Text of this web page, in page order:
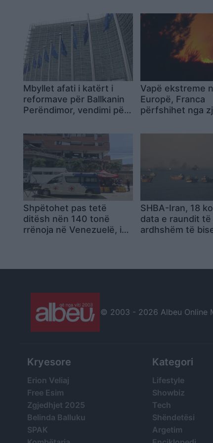
Mbyllet afati i katërt i
reformave për Ballkanin
Perëndimor, vendimi për
vlerësimit
Vapë ekstreme
Europë, Franca
përfshihet nga
rikthehet bora
Shpëtohet pas tetë
ditësh nën 140 tonë
rrënoja në Venezuelë, i
SHBA-Iran, 18
data e raundit të
ardhshëm të
© 2003 - 2026 Albeu Online
Kryesore
Erion Veliaj
Free Esim
Zgjedhjet 2025
Belinda Balluku
SPAK
Kategori
Lifestyle
Showbiz
Tech
Shëndetësi
Argetim